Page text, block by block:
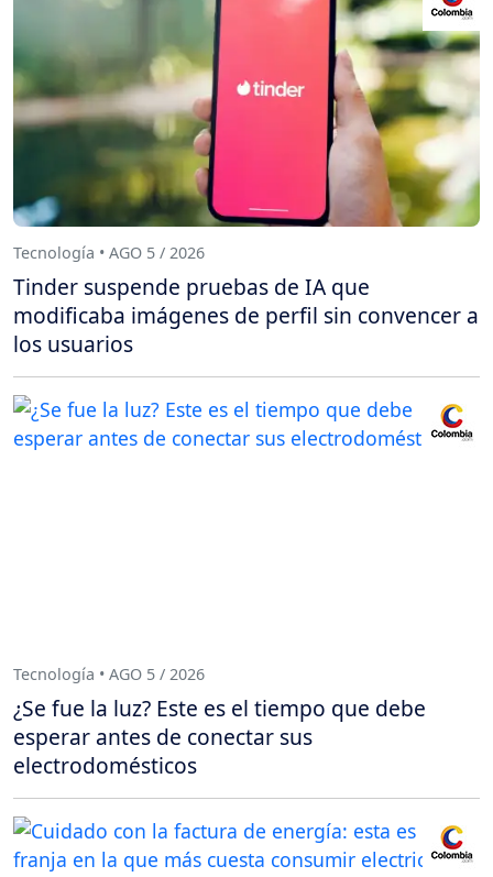
Tecnología • AGO 5 / 2026
Tinder suspende pruebas de IA que
modificaba imágenes de perfil sin convencer a
los usuarios
Tecnología • AGO 5 / 2026
¿Se fue la luz? Este es el tiempo que debe
esperar antes de conectar sus
electrodomésticos